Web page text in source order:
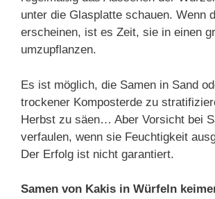
unter die Glasplatte schauen. Wenn
erscheinen, ist es Zeit, sie in einen
umzupflanzen.
Es ist möglich, die Samen in Sand
trockener Komposterde zu
Herbst zu säen… Aber Vorsicht bei
verfaulen, wenn sie Feuchtigkeit
Der Erfolg ist nicht garantiert.
Samen von Kakis in Würfeln